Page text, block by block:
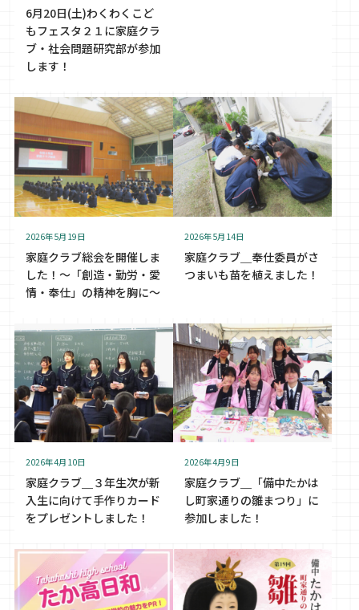
6月20日(土)わくわくこど
もフェスタ２１に家庭クラ
ブ・社会問題研究部が参加
します！
2026年5月19日
家庭クラブ総会を開催しま
した！〜「創造・勤労・愛
情・奉仕」の精神を胸に〜
2026年5月14日
家庭クラブ＿奉仕委員がさ
つまいも苗を植えました！
2026年4月10日
家庭クラブ＿３年生次が新
入生に向けて手作りカード
をプレゼントしました！
2026年4月9日
家庭クラブ＿「備中たかは
し町家通りの雛まつり」に
参加しました！